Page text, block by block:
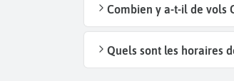
Combien y a-t-il de vols
Quels sont les horaires